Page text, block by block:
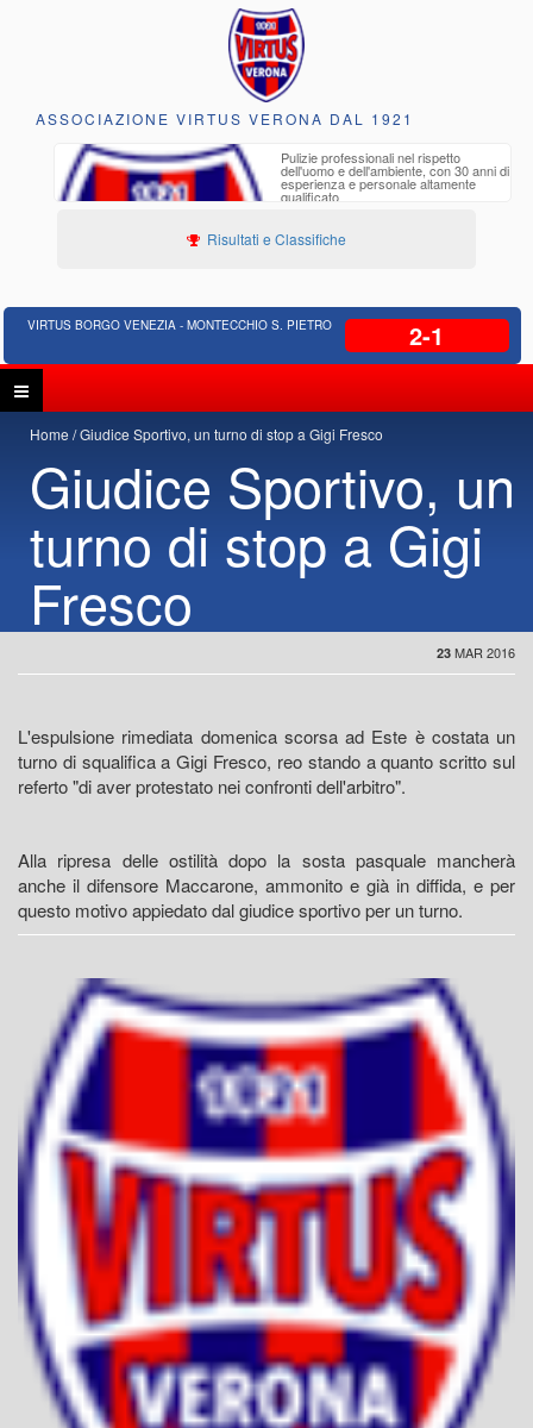
ASSOCIAZIONE VIRTUS VERONA DAL 1921
Pulizie professionali nel rispetto
dell'uomo e dell'ambiente, con 30 anni di
esperienza e personale altamente
qualificato
Risultati e Classifiche
VIRTUS BORGO VENEZIA - MONTECCHIO S. PIETRO 2-1
Home Giudice Sportivo, un turno di stop a Gigi Fresco
Giudice Sportivo, un
turno di stop a Gigi
Fresco
23 MAR 2016
L'espulsione rimediata domenica scorsa ad Este è costata un
turno di squalifica a Gigi Fresco, reo stando a quanto scritto sul
referto "di aver protestato nei confronti dell'arbitro".
Alla ripresa delle ostilità dopo la sosta pasquale mancherà
anche il difensore Maccarone, ammonito e già in diffida, e per
questo motivo appiedato dal giudice sportivo per un turno.